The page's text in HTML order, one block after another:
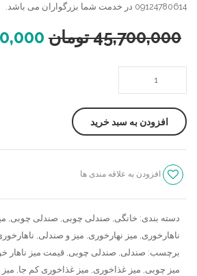
09124780614 در خدمت شما بزرگواران می باشد.
45,700,000 تومان
ناهار
خوری
مربعافزودن به سبد خرید
افزودن به علاقه مندی ها
دسته بندی: خانگی صندلی چوبی صندلی چوبی
ناهارخوری میز نهارخوری میز و صندلی
برچسب: صندلی صندلی چوبی قیمت میز ناهار
میز چوبی میز غذاخوری میز غذاخوری کم جا